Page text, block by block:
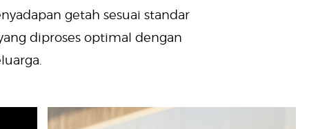
getah sesuai standar
diproses optimal dengan